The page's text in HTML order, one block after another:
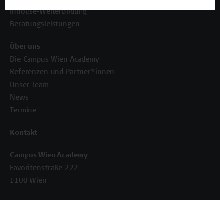
Inhouse-Weiterbildung
Beratungsleistungen
Über uns
Die Campus Wien Academy
Referenzen und Partner*innen
Unser Team
News
Termine
Kontakt
Campus Wien Academy
Favoritenstraße 222
1100 Wien